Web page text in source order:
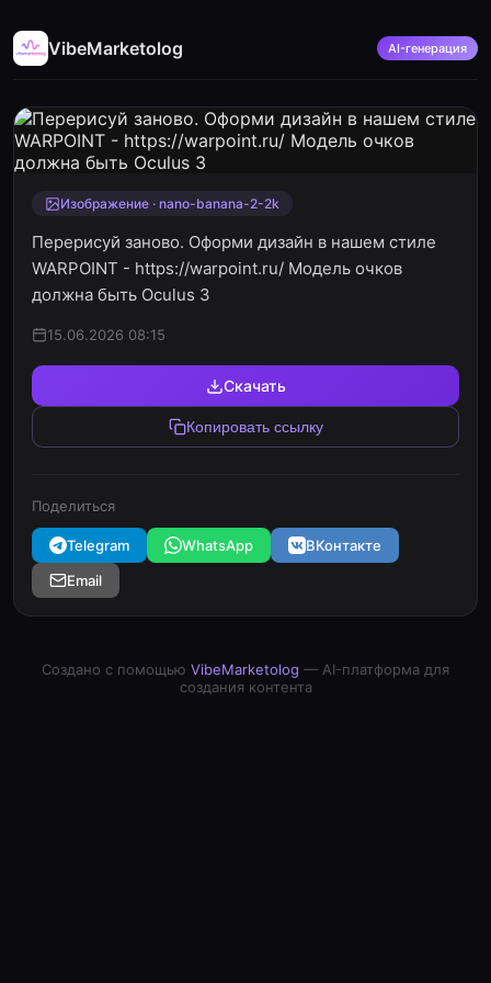
VibeMarketolog AI-генерация
Изображение · nano-banana-2-2k
Перерисуй заново. Оформи дизайн в нашем стиле
WARPOINT - https://warpoint.ru/ Модель очков
должна быть Oculus 3
15.06.2026 08:15
Скачать
Копировать ссылку
Поделиться
Telegram WhatsApp
ВКонтакте
Email
Создано с помощью VibeMarketolog — AI-платформа для
создания контента